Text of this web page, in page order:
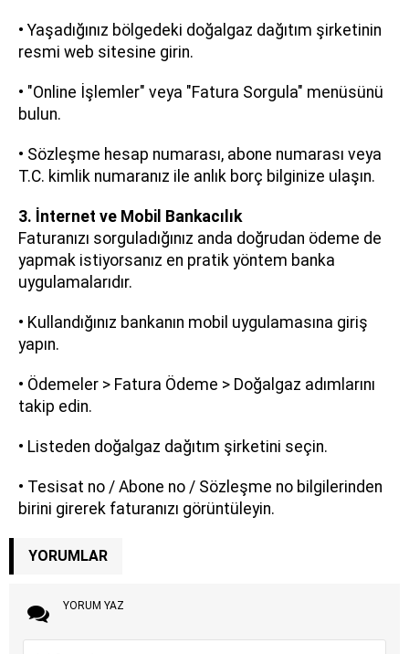
• Yaşadığınız bölgedeki doğalgaz dağıtım şirketinin
resmi web sitesine girin.
• "Online İşlemler" veya "Fatura Sorgula" menüsünü
bulun.
• Sözleşme hesap numarası, abone numarası veya
T.C. kimlik numaranız ile anlık borç bilginize ulaşın.
3. İnternet ve Mobil Bankacılık
Faturanızı sorguladığınız anda doğrudan ödeme de
yapmak istiyorsanız en pratik yöntem banka
uygulamalarıdır.
• Kullandığınız bankanın mobil uygulamasına giriş
yapın.
• Ödemeler > Fatura Ödeme > Doğalgaz adımlarını
takip edin.
• Listeden doğalgaz dağıtım şirketini seçin.
• Tesisat no / Abone no / Sözleşme no bilgilerinden
birini girerek faturanızı görüntüleyin.
YORUMLAR
YORUM YAZ